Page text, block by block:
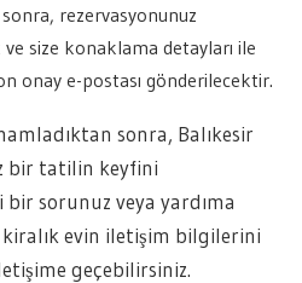
rezervasyonunuz
size konaklama detayları ile
onay e-postası gönderilecektir.
sonra, Balıkesir
bir tatilin keyfini
sorunuz veya yardıma
kiralık evin iletişim bilgilerini
geçebilirsiniz.